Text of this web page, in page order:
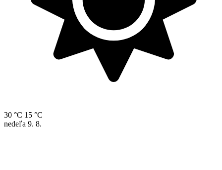
30 °C 15 °C
nedeľa 9. 8.